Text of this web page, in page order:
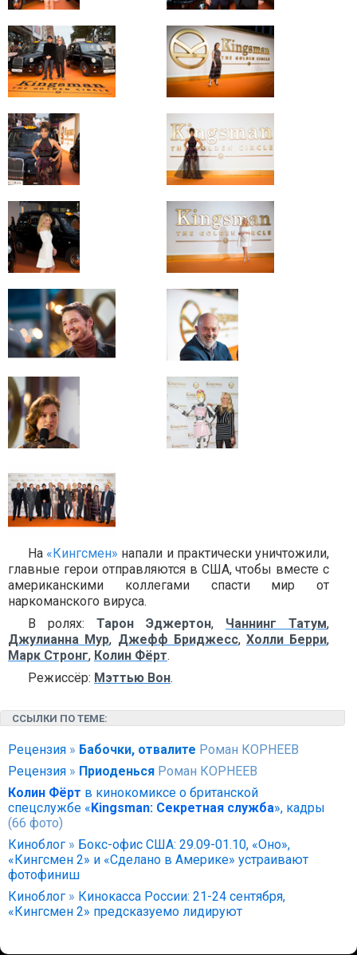
На «Кингсмен» напали и практически уничтожили,
главные герои отправляются в США, чтобы вместе с
американскими коллегами спасти мир от
наркоманского вируса.
В ролях:Тарон Эджертон, Чаннинг Татум,
Джулианна Мур, Джефф Бриджесс, Холли Берри,
Марк Стронг, Колин Фёрт.
Режиссёр: Мэттью Вон.
ССЫЛКИ ПО ТЕМЕ:
Рецензия » Бабочки, отвалите Роман КОРНЕЕВ
Рецензия » Приоденься Роман КОРНЕЕВ
Колин Фёрт в кинокомиксе о британской
спецслужбе «Kingsman: Секретная служба», кадры
(66 фото)
Киноблог » Бокс-офис США: 29.09-01.10, «Оно»,
«Кингсмен 2» и «Сделано в Америке» устраивают
фотофиниш
Киноблог » Кинокасса России: 21-24 сентября,
«Кингсмен 2» предсказуемо лидируют